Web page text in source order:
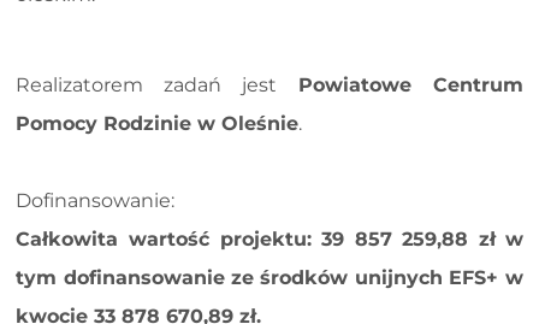
Realizatorem zadań jest Powiatowe Centrum
Pomocy Rodzinie w Oleśnie.
Dofinansowanie:
Całkowita wartość projektu: 39 857 259,88 zł w
tym dofinansowanie ze środków unijnych EFS+ w
kwocie 33 878 670,89 zł.